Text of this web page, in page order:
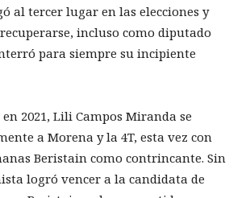
al tercer lugar en las elecciones y
incluso como diputado
para siempre su incipiente
2021, Lili Campos Miranda se
a Morena y la 4T, esta vez con
Beristain como contrincante. Sin
logró vencer a la candidata de